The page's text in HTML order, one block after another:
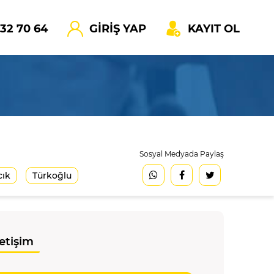
70 64 GİRİŞ YAP KAYIT OL
Türkoğlu
Sosyal Medyada Paylaş